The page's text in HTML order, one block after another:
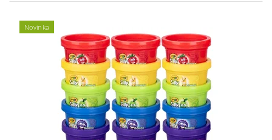
Novinka